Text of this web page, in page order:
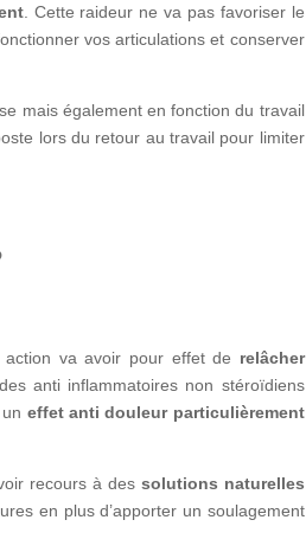
. Cette raideur ne va pas favoriser le
vos articulations et conserver
mais également en fonction du travail
lors du retour au travail pour limiter
action va avoir pour effet de relâcher
anti inflammatoires non stéroïdiens
effet anti douleur particulièrement
recours à des solutions naturelles
en plus d’apporter un soulagement